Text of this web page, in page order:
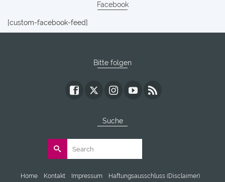
Facebook
[custom-facebook-feed]
Bitte folgen
Suche
Search
Home Kontakt Impressum Haftungsausschluss (Disclaimer)